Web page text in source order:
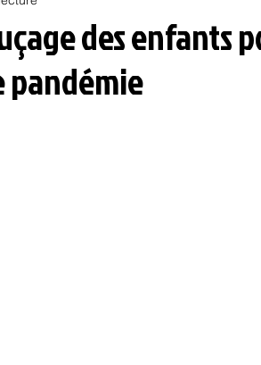
Résilience
des enfants
pandémie